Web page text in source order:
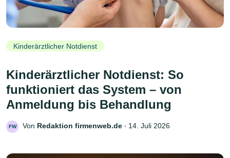
Kinderärztlicher Notdienst
Kinderärztlicher Notdienst: So
funktioniert das System – von
Anmeldung bis Behandlung
FW Von Redaktion firmenweb.de ‧ 14. Juli 2026